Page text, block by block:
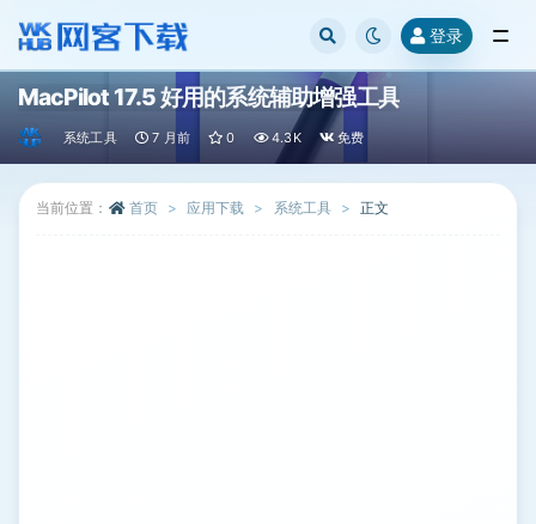
登录
MacPilot 17.5 好用的系统辅助增强工具
系统工具 7 月前 0 4.3K 免费
当前位置： 首页 应用下载 系统工具 正文
全部